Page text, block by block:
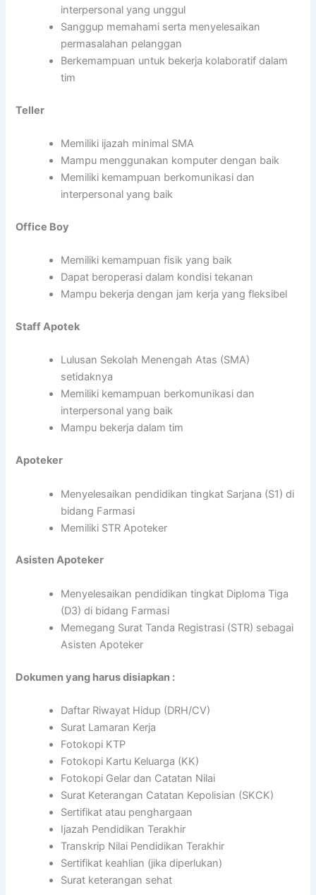
interpersonal yang unggul
Sanggup memahami serta menyelesaikan
permasalahan pelanggan
Berkemampuan untuk bekerja kolaboratif dalam
tim
Teller
Memiliki ijazah minimal SMA
Mampu menggunakan komputer dengan baik
Memiliki kemampuan berkomunikasi dan
interpersonal yang baik
Office Boy
Memiliki kemampuan fisik yang baik
Dapat beroperasi dalam kondisi tekanan
Mampu bekerja dengan jam kerja yang fleksibel
Staff Apotek
Lulusan Sekolah Menengah Atas (SMA)
setidaknya
Memiliki kemampuan berkomunikasi dan
interpersonal yang baik
Mampu bekerja dalam tim
Apoteker
Menyelesaikan pendidikan tingkat Sarjana (S1) di
bidang Farmasi
Memiliki STR Apoteker
Asisten Apoteker
Menyelesaikan pendidikan tingkat Diploma Tiga
(D3) di bidang Farmasi
Memegang Surat Tanda Registrasi (STR) sebagai
Asisten Apoteker
Dokumen yang harus disiapkan :
Daftar Riwayat Hidup (DRH/CV)
Surat Lamaran Kerja
Fotokopi KTP
Fotokopi Kartu Keluarga (KK)
Fotokopi Gelar dan Catatan Nilai
Surat Keterangan Catatan Kepolisian (SKCK)
Sertifikat atau penghargaan
Ijazah Pendidikan Terakhir
Transkrip Nilai Pendidikan Terakhir
Sertifikat keahlian (jika diperlukan)
Surat keterangan sehat